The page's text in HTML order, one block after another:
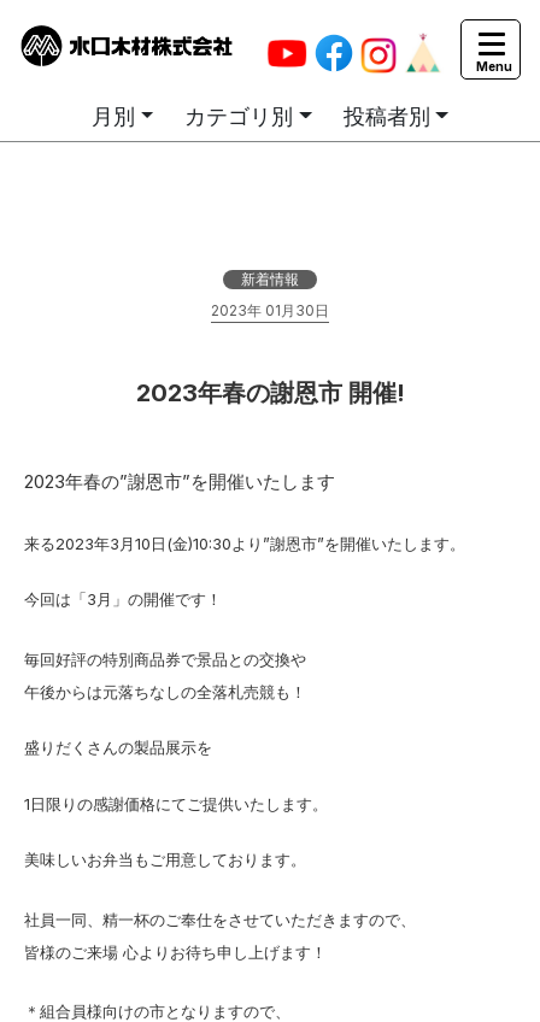
カテゴリ別お知らせ一覧
月別 カテゴリ別 投稿者別
新着情報
2023年 01月30日
2023年春の謝恩市 開催!
2023年春の”謝恩市”を開催いたします
来る2023年3月10日(金)10:30より”謝恩市”を開催いたします。
今回は「3月」の開催です！
毎回好評の特別商品券で景品との交換や
午後からは元落ちなしの全落札売競も！
盛りだくさんの製品展示を
1日限りの感謝価格にてご提供いたします。
美味しいお弁当もご用意しております。
社員一同、精一杯のご奉仕をさせていただきますので、
皆様のご来場 心よりお待ち申し上げます！
＊組合員様向けの市となりますので、